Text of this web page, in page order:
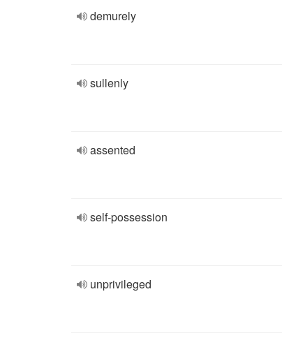
demurely
sullenly
assented
self-possession
unprivileged